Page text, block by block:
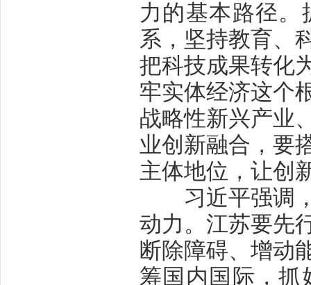
力的基本路径。
系，坚持教育、
把科技成果转化
牢实体经济这个
战略性新兴产业
业创新融合，要
主体地位，让创
习近平强调，
动力。江苏要先
断除障碍、增动
筹国内国际，抓